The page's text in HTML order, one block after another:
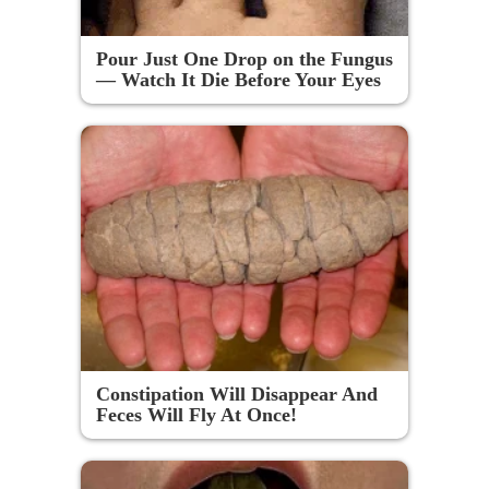
Pour Just One Drop on the Fungus
— Watch It Die Before Your Eyes
Constipation Will Disappear And
Feces Will Fly At Once!